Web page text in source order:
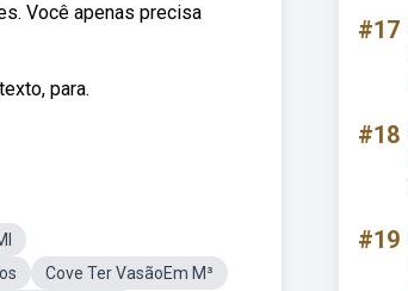
Você apenas precisa
para.
Cove Ter VasãoEm M³
#17
#18
#19